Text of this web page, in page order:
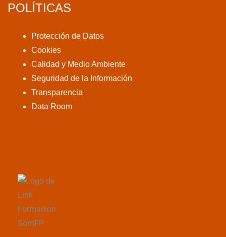
POLÍTICAS
Protección de Datos
Cookies
Calidad y Medio Ambiente
Seguridad de la Información
Transparencia
Data Room